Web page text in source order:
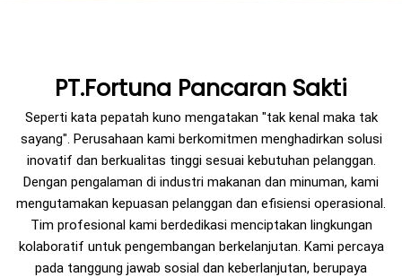
PT.Fortuna Pancaran Sakti
Seperti kata pepatah kuno mengatakan "tak kenal maka tak
sayang". Perusahaan kami berkomitmen menghadirkan solusi
inovatif dan berkualitas tinggi sesuai kebutuhan pelanggan.
Dengan pengalaman di industri makanan dan minuman, kami
mengutamakan kepuasan pelanggan dan efisiensi operasional.
Tim profesional kami berdedikasi menciptakan lingkungan
kolaboratif untuk pengembangan berkelanjutan. Kami percaya
pada tanggung jawab sosial dan keberlanjutan, berupaya